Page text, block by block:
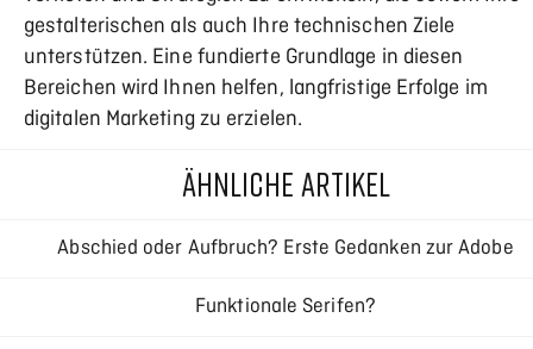
gestalterischen als auch Ihre technischen Ziele
unterstützen. Eine fundierte Grundlage in diesen
Bereichen wird Ihnen helfen, langfristige Erfolge im
digitalen Marketing zu erzielen.
ÄHNLICHE ARTIKEL
Abschied oder Aufbruch? Erste Gedanken zur Adobe
Creative Cloud
Funktionale Serifen?